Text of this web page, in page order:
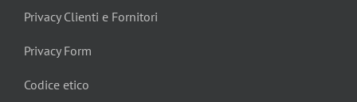
Privacy Clienti e Fornitori
Privacy Form
Codice etico